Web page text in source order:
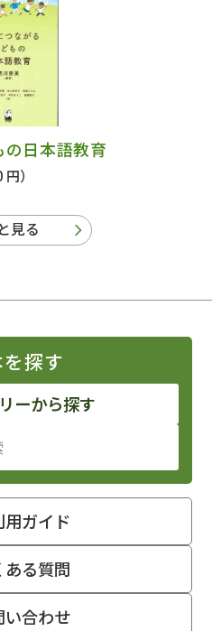
日本語教育
）
見る
探す
ーから探す
用ガイド
ある質問
い合わせ